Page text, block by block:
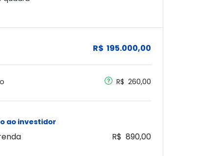
R$ 195.000,00
R$ 260,00
ao investidor
R$ 890,00